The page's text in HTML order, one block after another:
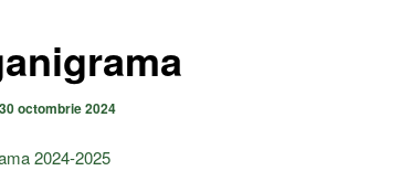
30 octombrie 2024
2024-2025